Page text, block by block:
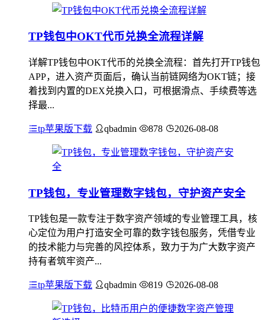
TP钱包中OKT代币兑换全流程详解
详解TP钱包中OKT代币的兑换全流程：首先打开TP钱包
APP，进入资产页面后，确认当前链网络为OKT链；接
着找到内置的DEX兑换入口，可根据滑点、手续费等选
择最...
tp苹果版下载 qbadmin 878 2026-08-08
TP钱包，专业管理数字钱包，守护资产安全
TP钱包是一款专注于数字资产领域的专业管理工具，核
心定位为用户打造安全可靠的数字钱包服务，凭借专业
的技术能力与完善的风控体系，致力于为广大数字资产
持有者筑牢资产...
tp苹果版下载 qbadmin 819 2026-08-08